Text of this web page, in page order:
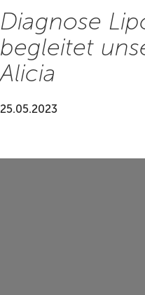
Diagnose
begleitet
Alicia
25.05.2023